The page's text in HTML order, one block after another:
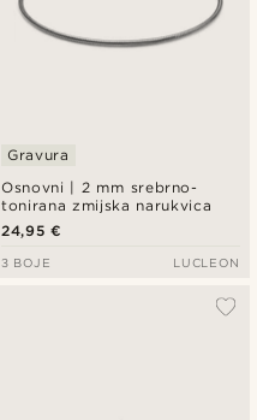
Osnovni | 2 mm srebrno-
tonirana zmijska narukvica
Gravura
24,95 €
3 BOJE LUCLEON